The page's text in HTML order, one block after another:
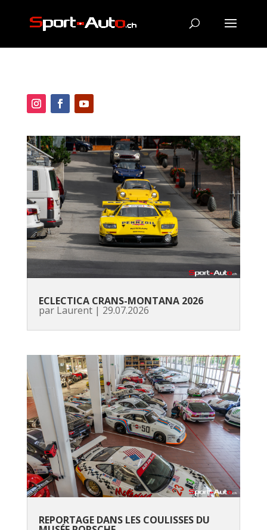
ECLECTICA CRANS-MONTANA 2026
par Laurent| 29.07.2026
REPORTAGE DANS LES COULISSES DU